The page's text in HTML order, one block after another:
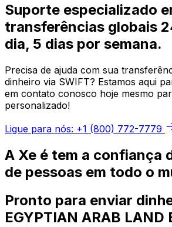
Suporte especializado
transferências globais
dia, 5 dias por semana.
Precisa de ajuda com sua
dinheiro via SWIFT? Estamos aqui
em contato conosco hoje mesmo
personalizado!
Ligue para nós: +1 (800) 772-7779
A Xe é tem a confiança
de pessoas em todo o
Pronto para enviar
EGYPTIAN ARAB LAND